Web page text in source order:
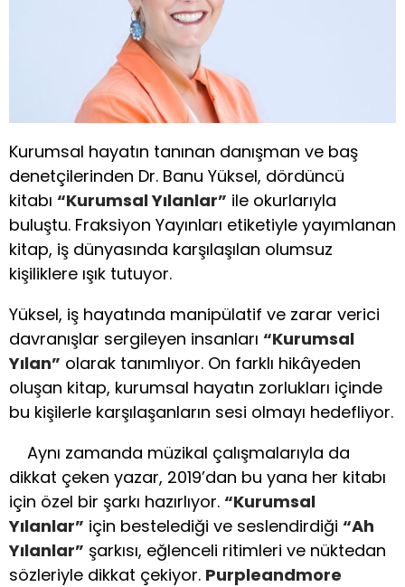
Kurumsal hayatın tanınan danışman ve baş
denetçilerinden Dr. Banu Yüksel, dördüncü
kitabı “Kurumsal Yılanlar” ile okurlarıyla
buluştu. Fraksiyon Yayınları etiketiyle yayımlanan
kitap, iş dünyasında karşılaşılan olumsuz
kişiliklere ışık tutuyor.
Yüksel, iş hayatında manipülatif ve zarar verici
davranışlar sergileyen insanları “Kurumsal
Yılan” olarak tanımlıyor. On farklı hikâyeden
oluşan kitap, kurumsal hayatın zorlukları içinde
bu kişilerle karşılaşanların sesi olmayı hedefliyor.
Aynı zamanda müzikal çalışmalarıyla da
dikkat çeken yazar, 2019’dan bu yana her kitabı
için özel bir şarkı hazırlıyor. “Kurumsal
Yılanlar” için bestelediği ve seslendirdiği “Ah
Yılanlar” şarkısı, eğlenceli ritimleri ve nüktedan
sözleriyle dikkat çekiyor. Purpleandmore